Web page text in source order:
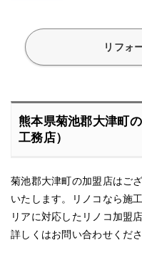
リフォ
熊本県菊池郡大津町
工務店）
菊池郡大津町の加盟店はご
いたします。リノコなら施
リアに対応したリノコ加盟
詳しくはお問い合わせくださ